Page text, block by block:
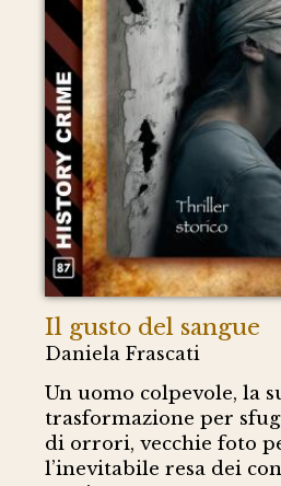
Il gusto del sangue
Daniela Frascati
Un uomo colpevole, la
trasformazione per
di orrori, vecchie foto
l’inevitabile resa dei